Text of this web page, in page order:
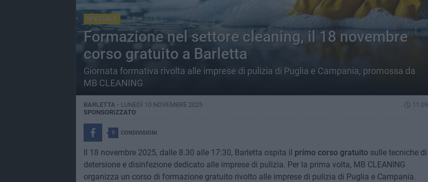
SPECIALE
Formazione nel settore cleaning, il 18 novembre
corso gratuito a Barletta
Giornata formativa rivolta alle imprese di pulizia di Puglia e Campania, promossa da
MB CLEANING
BARLETTA - LUNEDÌ 10 NOVEMBRE 2025
11.09
SPONSORIZZATO
9 CONDIVISIONI
Il 18 novembre 2025, dalle 8.30 alle 17:30, Barletta ospita il primo corso gratuito sulle tecniche di
detersione e disinfezione dedicato alle imprese di pulizia. Per la prima volta, MB CLEANING
organizza un corso di formazione gratuito rivolto alle imprese di pulizia di Puglia e Campania.